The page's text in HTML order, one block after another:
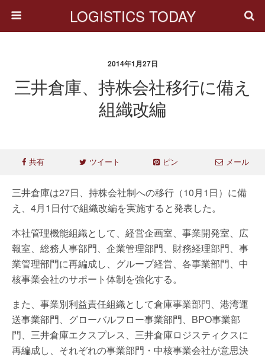
LOGISTICS TODAY
2014年1月27日
三井倉庫、持株会社移行に備え
組織改編
共有 ツイート ピン メール
三井倉庫は27日、持株会社制への移行（10月1日）に備
え、4月1日付で組織改編を実施すると発表した。
本社管理機能組織として、経営企画室、事業開発室、広
報室、総務人事部門、企業管理部門、財務経理部門、事
業管理部門に再編成し、グループ経営、各事業部門、中
核事業会社のサポート体制を強化する。
また、事業別利益責任組織として倉庫事業部門、港湾運
送事業部門、グローバルフロー事業部門、BPO事業部
門、三井倉庫エクスプレス、三井倉庫ロジスティクスに
再編成し、それぞれの事業部門・中核事業会社が意思決